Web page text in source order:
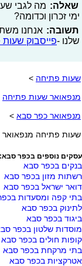
שאלה: מה לגבי
ימי זכרון וכדומה?
תשובה: אנחנו
שלנו -פייסבוק
שעות פתיחה >
מנפאואר שעות פתיחה
מנפאואר כפר סבא >
שעות פתיחה
עסקים נוספים בכפר סבא:
בנקים בכפר סבא
רשתות מזון בכפר סבא
דואר ישראל בכפר סבא
בתי קפה ומסעדות
לתינוק בכפר סבא
ביגוד בכפר סבא
מוסדות שלטון בכפר
קופות חולים בכפר סבא
בתי מרקחת בכפר סבא
אטרקציות בכפר סבא